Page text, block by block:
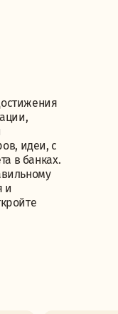
идеи, с
в банках.
и